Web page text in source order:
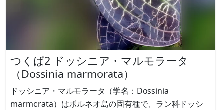
つくば2 ドッシニア・マルモラータ
（Dossinia marmorata）
ドッシニア・マルモラータ（学名：Dossinia
marmorata）はボルネオ島の固有種で、ラン科ドッシ